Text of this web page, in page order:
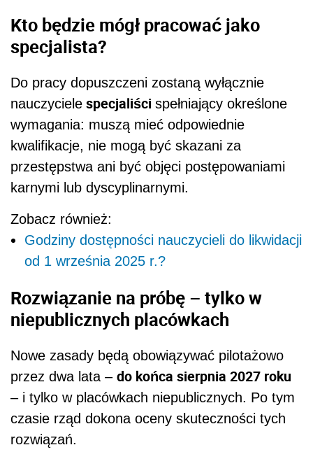
Kto będzie mógł pracować jako
specjalista?
Do pracy dopuszczeni zostaną wyłącznie
nauczyciele specjaliści spełniający określone
wymagania: muszą mieć odpowiednie
kwalifikacje, nie mogą być skazani za
przestępstwa ani być objęci postępowaniami
karnymi lub dyscyplinarnymi.
Zobacz również:
Godziny dostępności nauczycieli do likwidacji
od 1 września 2025 r.?
Rozwiązanie na próbę – tylko w
niepublicznych placówkach
Nowe zasady będą obowiązywać pilotażowo
przez dwa lata – do końca sierpnia 2027 roku
– i tylko w placówkach niepublicznych. Po tym
czasie rząd dokona oceny skuteczności tych
rozwiązań.